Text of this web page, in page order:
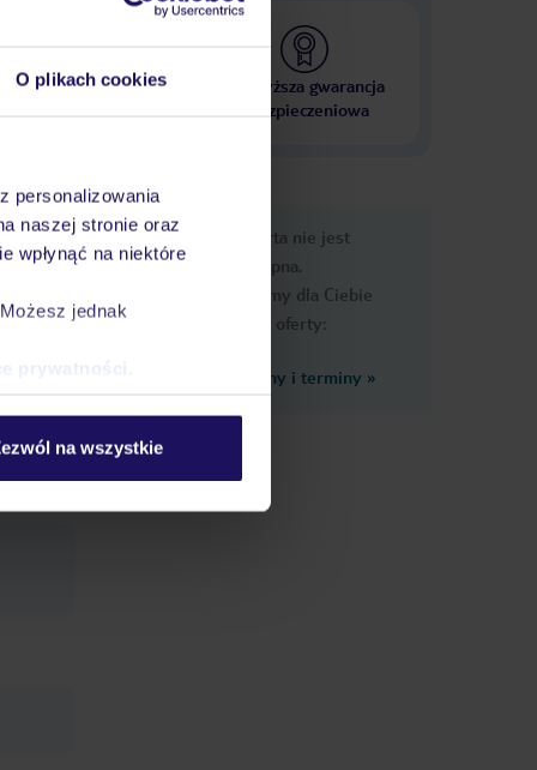
O plikach cookies
personalizowania
naszej stronie oraz
wpłynąć na niektóre
jednak
prywatności
na wszystkie
000 hoteli w ponad 50
Najwyższa gwarancja
ubezpieczeniowa
Ups, ta oferta nie jest
dostępna.
Przygotowaliśmy dla Ciebie
podobne oferty:
Zobacz inne ceny i terminy »